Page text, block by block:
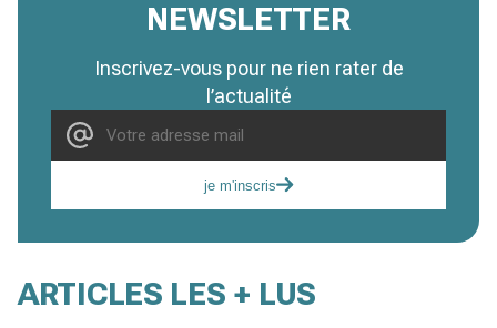
NEWSLETTER
Inscrivez-vous pour ne rien rater de
l’actualité
je m'inscris
ARTICLES LES + LUS